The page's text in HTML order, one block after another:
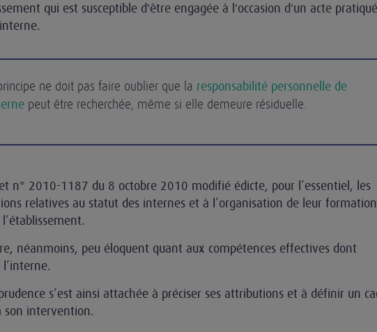
qui est susceptible d'être engagée à l'occasion d'un acte pratiqué
ne doit pas faire oublier que la responsabilité personnelle de
peut être recherchée, même si elle demeure résiduelle.
n° 2010-1187 du 8 octobre 2010 modifié édicte, pour l’essentiel, les
relatives au statut des internes et à l’organisation de leur
néanmoins, peu éloquent quant aux compétences effectives dont
l’interne.
s’est ainsi attachée à préciser ses attributions et à définir un
son intervention.